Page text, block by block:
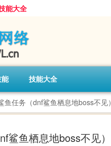
能大全
技能大全
鱼任务（dnf鲨鱼栖息地boss不见）
鲨鱼栖息地boss不见）